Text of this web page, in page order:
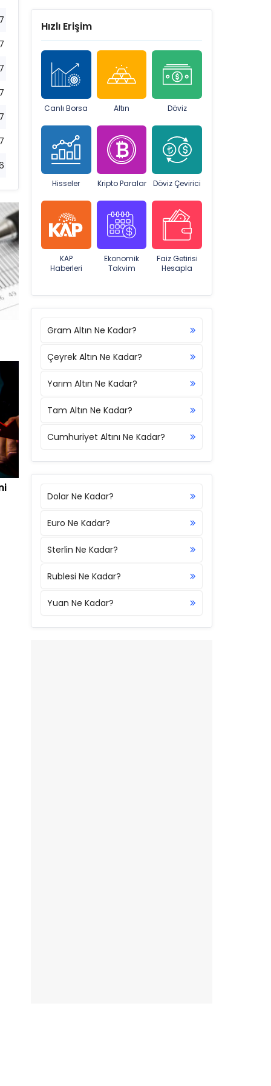
Hızlı Erişim
Canlı Borsa Altın Döviz
Hisseler Kripto Paralar Döviz Çevirici
KAP
Haberleri
Ekonomik
Takvim
Faiz Getirisi
Hesapla
Gram Altın Ne Kadar?
Çeyrek Altın Ne Kadar?
Yarım Altın Ne Kadar?
Tam Altın Ne Kadar?
Cumhuriyet Altını Ne Kadar?
Dolar Ne Kadar?
Euro Ne Kadar?
Sterlin Ne Kadar?
Rublesi Ne Kadar?
Yuan Ne Kadar?